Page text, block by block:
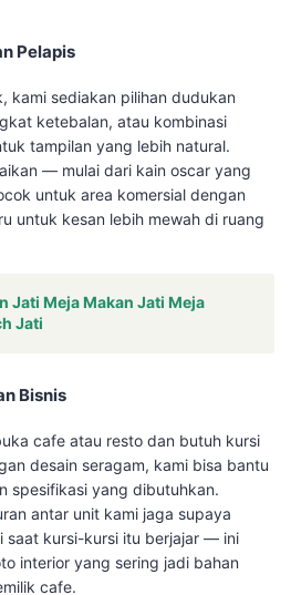
Pelapis
kami sediakan pilihan dudukan
ketebalan, atau kombinasi
tampilan yang lebih natural.
— mulai dari kain oscar yang
untuk area komersial dengan
untuk kesan lebih mewah di ruang
Jati Meja Makan Jati Meja
Jati
Bisnis
cafe atau resto dan butuh kursi
desain seragam, kami bisa bantu
spesifikasi yang dibutuhkan.
antar unit kami jaga supaya
saat kursi-kursi itu berjajar — ini
interior yang sering jadi bahan
cafe.